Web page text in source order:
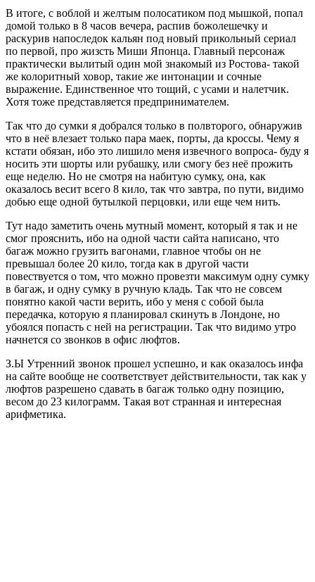
В итоге, с воблой и желтым полосатиком под мышкой, попал
домой только в 8 часов вечера, распив божолешечку и
раскурив напоследок кальян под новый прикольный сериал
по первой, про жизсть Миши Японца. Главный персонаж
практически вылитый один мой знакомый из Ростова- такой
же колоритный ховор, такие же интонации и сочные
выражение. Единственное что тощий, с усами и налетчик.
Хотя тоже представляется предпринимателем.
Так что до сумки я добрался только в полвторого, обнаружив
что в неё влезает только пара маек, порты, да кроссы. Чему я
кстати обязан, ибо это лишило меня извечного вопроса- буду я
носить эти шорты или рубашку, или смогу без неё прожить
еще неделю. Но не смотря на набитую сумку, она, как
оказалось весит всего 8 кило, так что завтра, по пути, видимо
добью еще одной бутылкой перцовки, или еще чем нить.
Тут надо заметить очень мутный момент, который я так и не
смог прояснить, ибо на одной части сайта написано, что
багаж можно грузить вагонами, главное чтобы он не
превышал более 20 кило, тогда как в другой части
повествуется о том, что можно провезти максимум одну сумку
в багаж, и одну сумку в ручную кладь. Так что не совсем
понятно какой части верить, ибо у меня с собой была
передачка, которую я планировал скинуть в Лондоне, но
убоялся попасть с ней на регистрации. Так что видимо утро
начнется со звонков в офис люфтов.
З.Ы Утренний звонок прошел успешно, и как оказалось инфа
на сайте вообще не соответствует действительности, так как у
люфтов разрешено сдавать в багаж только одну позицию,
весом до 23 килограмм. Такая вот странная и интересная
арифметика.